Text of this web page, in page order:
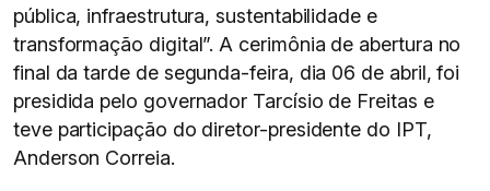
pública, infraestrutura, sustentabilidade e
transformação digital”. A cerimônia de abertura no
final da tarde de segunda-feira, dia 06 de abril, foi
presidida pelo governador Tarcísio de Freitas e
teve participação do diretor-presidente do IPT,
Anderson Correia.